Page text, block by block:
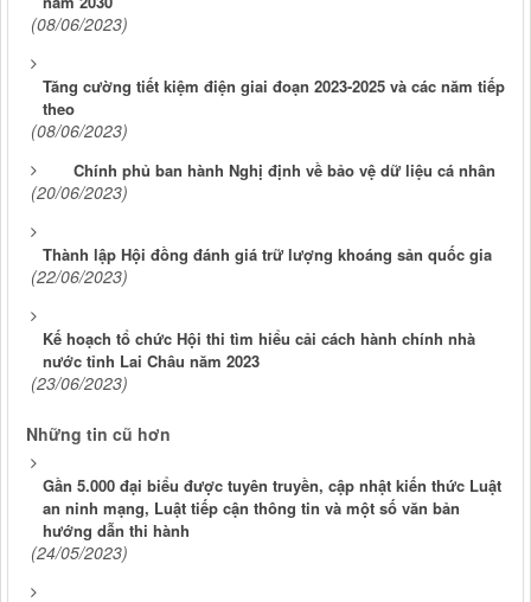
(08/06/2023)
Tăng cường tiết kiệm điện giai đoạn 2023-2025 và các năm tiếp
theo
(08/06/2023)
Chính phủ ban hành Nghị định về bảo vệ dữ liệu cá nhân
(20/06/2023)
Thành lập Hội đồng đánh giá trữ lượng khoáng sản quốc gia
(22/06/2023)
Kế hoạch tổ chức Hội thi tìm hiểu cải cách hành chính nhà
nước tỉnh Lai Châu năm 2023
(23/06/2023)
Những tin cũ hơn
Gần 5.000 đại biểu được tuyên truyền, cập nhật kiến thức Luật
an ninh mạng, Luật tiếp cận thông tin và một số văn bản
hướng dẫn thi hành
(24/05/2023)